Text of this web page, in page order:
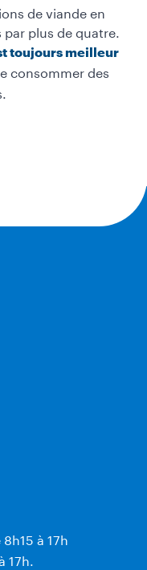
de viande en
plus de quatre.
toujours meilleur
consommer des
à 17h